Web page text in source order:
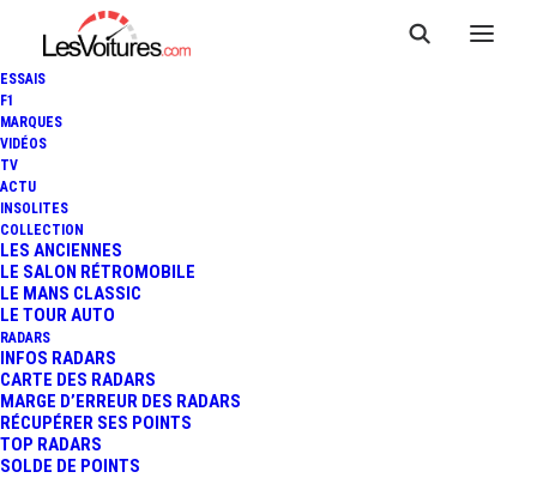
ESSAIS
F1
MARQUES
VIDÉOS
TV
ACTU
INSOLITES
COLLECTION
LES ANCIENNES
LE SALON RÉTROMOBILE
LE MANS CLASSIC
LE TOUR AUTO
RADARS
INFOS RADARS
CARTE DES RADARS
MARGE D’ERREUR DES RADARS
RÉCUPÉRER SES POINTS
TOP RADARS
SOLDE DE POINTS
WRC - ESTONIE : PREMIÈRE
VICTOIRE POUR KALLE
3 Minutes